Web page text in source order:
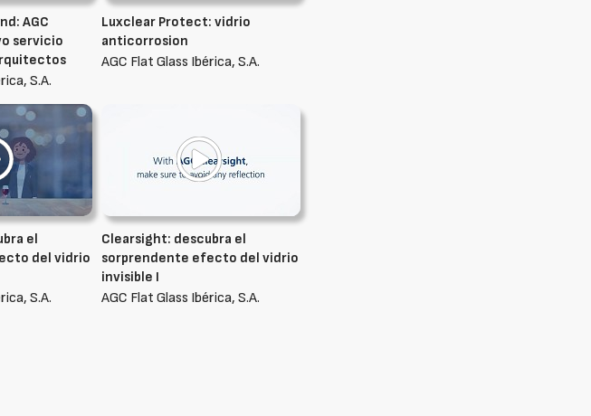
AGC
servicio
S.A.
Luxclear Protect: vidrio
anticorrosion
AGC Flat Glass Ibérica, S.A.
el
del vidrio
S.A.
Clearsight: descubra el
sorprendente efecto del vidrio
invisible I
AGC Flat Glass Ibérica, S.A.